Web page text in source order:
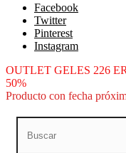
Facebook
Twitter
Pinterest
Instagram
OUTLET GELES 226
50%
Producto con fecha